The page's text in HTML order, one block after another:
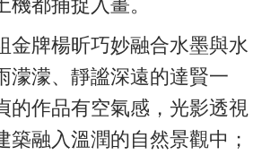
機都捕捉入畫。
金牌楊昕巧妙融合水墨與水
濛濛、靜謐深遠的達賢一
的作品有空氣感，光影透視
築融入溫潤的自然景觀中；